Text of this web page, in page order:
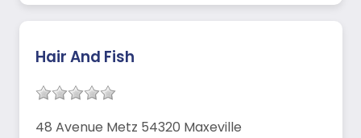
Hair And Fish
48 Avenue Metz 54320 Maxeville